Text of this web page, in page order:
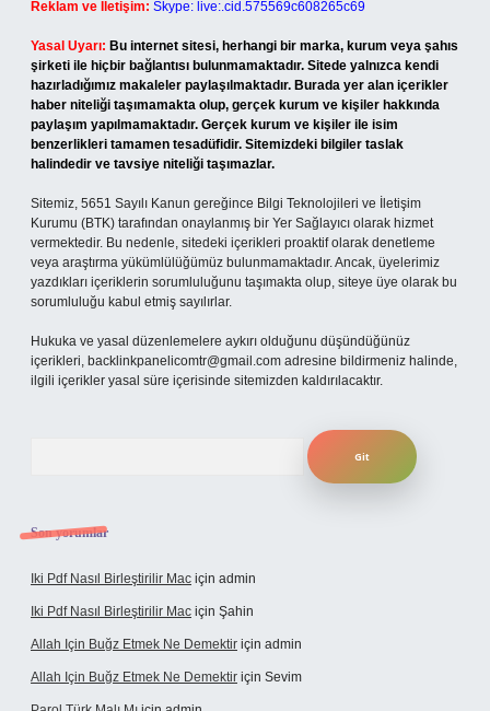
Reklam ve İletişim: Skype: live:.cid.575569c608265c69
Yasal Uyarı: Bu internet sitesi, herhangi bir marka, kurum veya şahıs
şirketi ile hiçbir bağlantısı bulunmamaktadır. Sitede yalnızca kendi
hazırladığımız makaleler paylaşılmaktadır. Burada yer alan içerikler
haber niteliği taşımamakta olup, gerçek kurum ve kişiler hakkında
paylaşım yapılmamaktadır. Gerçek kurum ve kişiler ile isim
benzerlikleri tamamen tesadüfidir. Sitemizdeki bilgiler taslak
halindedir ve tavsiye niteliği taşımazlar.
Sitemiz, 5651 Sayılı Kanun gereğince Bilgi Teknolojileri ve İletişim
Kurumu (BTK) tarafından onaylanmış bir Yer Sağlayıcı olarak hizmet
vermektedir. Bu nedenle, sitedeki içerikleri proaktif olarak denetleme
veya araştırma yükümlülüğümüz bulunmamaktadır. Ancak, üyelerimiz
yazdıkları içeriklerin sorumluluğunu taşımakta olup, siteye üye olarak bu
sorumluluğu kabul etmiş sayılırlar.
Hukuka ve yasal düzenlemelere aykırı olduğunu düşündüğünüz
içerikleri, backlinkpanelicomtr@gmail.com adresine bildirmeniz halinde,
ilgili içerikler yasal süre içerisinde sitemizden kaldırılacaktır.
Son yorumlar
Iki Pdf Nasıl Birleştirilir Mac için admin
Iki Pdf Nasıl Birleştirilir Mac için Şahin
Allah Için Buğz Etmek Ne Demektir için admin
Allah Için Buğz Etmek Ne Demektir için Sevim